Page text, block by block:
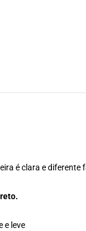
é clara e
e leve